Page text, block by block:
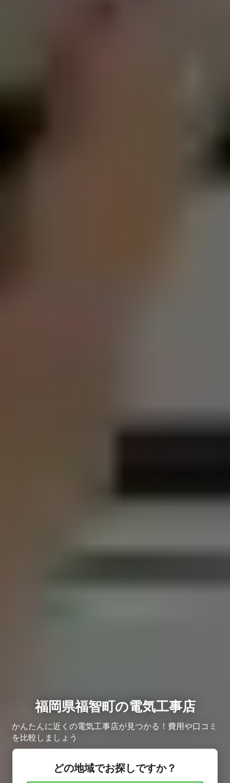
福岡県福智町の電気工事店
かんたんに近くの電気工事店が見つかる！費用や口コミ
を比較しましょう
どの地域でお探しですか？